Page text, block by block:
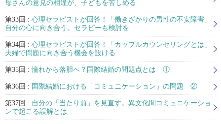
母さんの意見の相違が、子どもを苦しめる
第33回 : 心理セラピストが回答！「働きざかりの男性の不安障害」
自分の心に向き合う。セラピーも検討を
第34回 : 心理セラピストが回答！「カップルカウンセリングとは」
夫婦で問題に向き合う機会を設ける
第35回 :憧れから落胆へ？国際結婚の問題点とは ①
第36回 : 国際結婚における「コミュニケーション」の問題 ②
第37回 : 自分の「当たり前」を見直す。異文化間コミュニケーショ
ンで起こる誤解とは